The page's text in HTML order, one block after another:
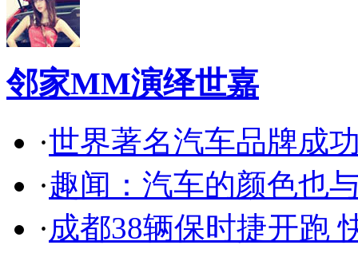
邻家MM演绎世嘉
·世界著名汽车品牌成
·趣闻：汽车的颜色也
·成都38辆保时捷开跑